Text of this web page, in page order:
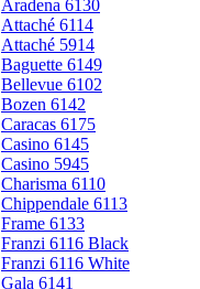
Aradena 6130
Attaché 6114
Attaché 5914
Baguette 6149
Bellevue 6102
Bozen 6142
Caracas 6175
Casino 6145
Casino 5945
Charisma 6110
Chippendale 6113
Frame 6133
Franzi 6116 Black
Franzi 6116 White
Gala 6141